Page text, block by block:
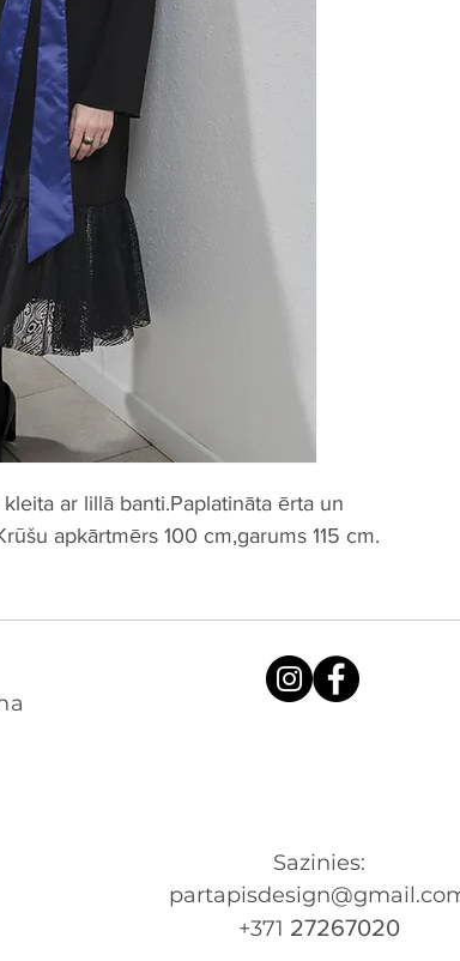
ar lillā banti.Paplatināta ērta un
apkārtmērs 100 cm,garums 115 cm.
Sazinies:
+371 27267020